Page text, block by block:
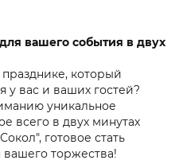
вашего события в двух
который
у вас и ваших гостей?
уникальное
всего в двух минутах
готовое стать
торжества!